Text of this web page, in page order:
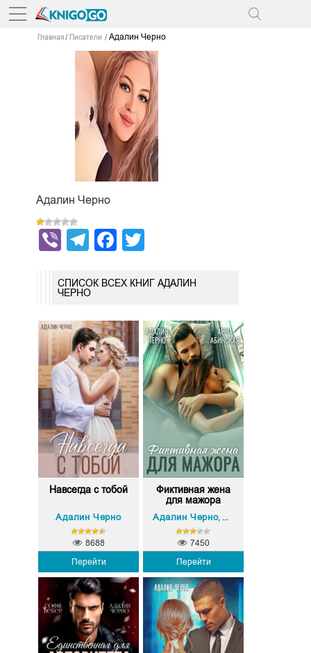
Главная Писатели Адалин Черно
Адалин Черно
ViberTelegram
Facebook
СПИСОК ВСЕХ КНИГ АДАЛИН
ЧЕРНО
Навсегда с тобой
Адалин Черно
Перейти
8688
Фиктивная жена
для мажора
Адалин Черно,
Перейти
7450